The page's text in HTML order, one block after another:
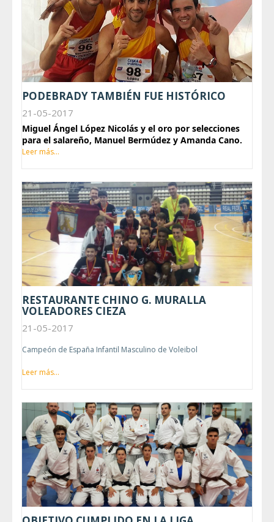
PODEBRADY TAMBIÉN FUE HISTÓRICO
21-05-2017
Miguel Ángel López Nicolás y el oro por selecciones
para el salareño, Manuel Bermúdez y Amanda Cano.
Leer más...
RESTAURANTE CHINO G. MURALLA
VOLEADORES CIEZA
21-05-2017
Campeón de España Infantil Masculino de Voleibol
Leer más...